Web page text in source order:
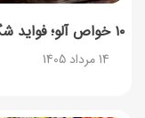
۱۰ خواص آلو؛ فواید شگفت‌انگیز این میوه برای سلامت بدن
14 مرداد 1405